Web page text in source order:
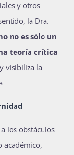
y otros
la Dra.
no es sólo un
teoría crítica
visibiliza la
los obstáculos
académico,